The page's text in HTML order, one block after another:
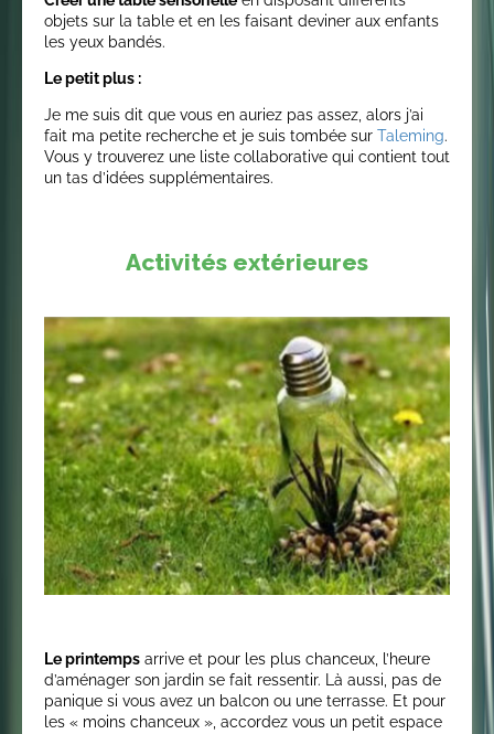
objets sur la table et en les faisant deviner aux enfants
les yeux bandés.
Le petit plus :
Je me suis dit que vous en auriez pas assez, alors j’ai
fait ma petite recherche et je suis tombée sur Taleming.
Vous y trouverez une liste collaborative qui contient tout
un tas d’idées supplémentaires.
Activités extérieures
Le printemps arrive et pour les plus chanceux, l’heure
d’aménager son jardin se fait ressentir. Là aussi, pas de
panique si vous avez un balcon ou une terrasse. Et pour
les « moins chanceux », accordez vous un petit espace